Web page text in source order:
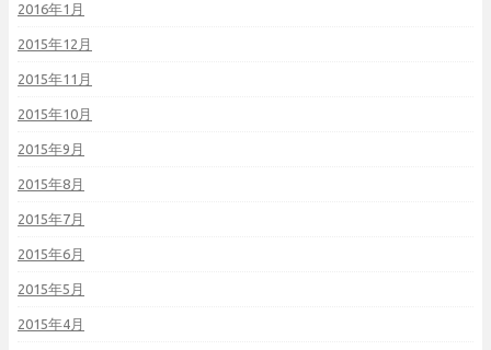
2016年1月
2015年12月
2015年11月
2015年10月
2015年9月
2015年8月
2015年7月
2015年6月
2015年5月
2015年4月